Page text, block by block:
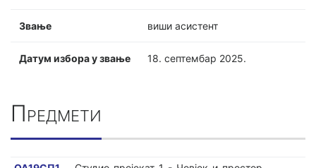
Звање виши асистент
Датум избора у звање 18. септембар 2025.
Предмети